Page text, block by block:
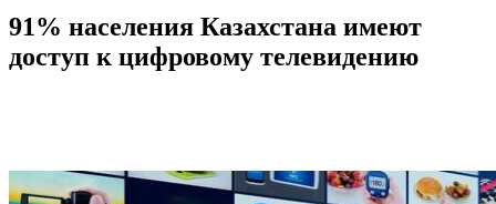
91% населения Казахстана имеют
доступ к цифровому телевидению